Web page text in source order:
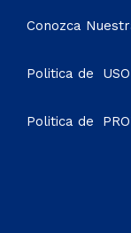
Conozca
Politica de
Politica de